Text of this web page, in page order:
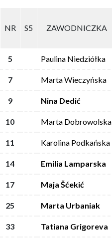
NR S5 ZAWODNICZKA
5 Paulina Niedziółka
7 Marta Wieczyńska
9 Nina Dedić
10 Marta Dobrowolska
11 Karolina Podkańska
14 Emilia Lamparska
17 Maja Šćekić
25 Marta Urbaniak
33 Tatiana Grigoreva
NR S5 ZAWODNICZKA
5 Paulina Niedziółka
7 Marta Wieczyńska
9 Nina Dedić
10 Marta Dobrowolska
11 Karolina Podkańska
14 Emilia Lamparska
17 Maja Šćekić
25 Marta Urbaniak
33 Tatiana Grigoreva